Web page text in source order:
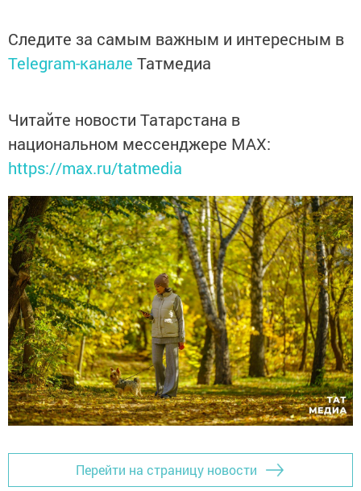
Следите за самым важным и интересным в
Telegram-канале Татмедиа
Читайте новости Татарстана в
национальном мессенджере MАХ:
https://max.ru/tatmedia
Перейти на страницу новости